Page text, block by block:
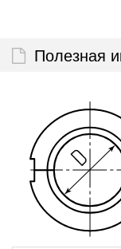
Полезная